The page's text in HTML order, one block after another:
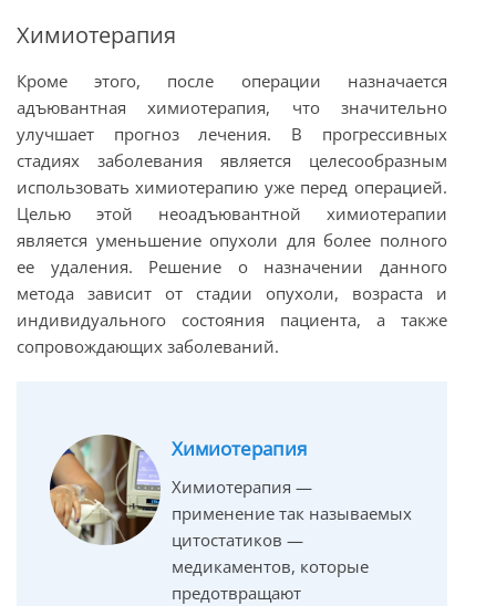
Химиотерапия
Кроме этого, после операции назначается
адъювантная химиотерапия, что значительно
улучшает прогноз лечения. В прогрессивных
стадиях заболевания является целесообразным
использовать химиотерапию уже перед операцией.
Целью этой неоадъювантной химиотерапии
является уменьшение опухоли для более полного
ее удаления. Решение о назначении данного
метода зависит от стадии опухоли, возраста и
индивидуального состояния пациента, а также
сопровождающих заболеваний.
Химиотерапия
Химиотерапия —
применение так называемых
цитостатиков —
медикаментов, которые
предотвращают